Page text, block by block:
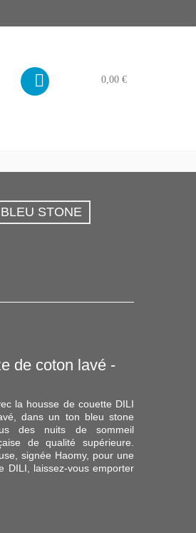
0,00 €
STONE
de coton lavé -
la housse de couette DILI
dans un ton bleu stone
des nuits de sommeil
de qualité supérieure.
signée Haomy, pour une
DILI, laissez-vous emporter